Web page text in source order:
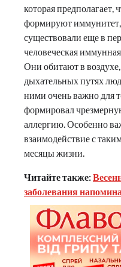
которая предполагает,
формируют
существовали еще в
человеческая
Они обитают в
дыхательных путях
ними очень важно для
формировал
аллергию. Особенно
взаимодействие с
месяцы жизни.
Читайте также:
заболевания